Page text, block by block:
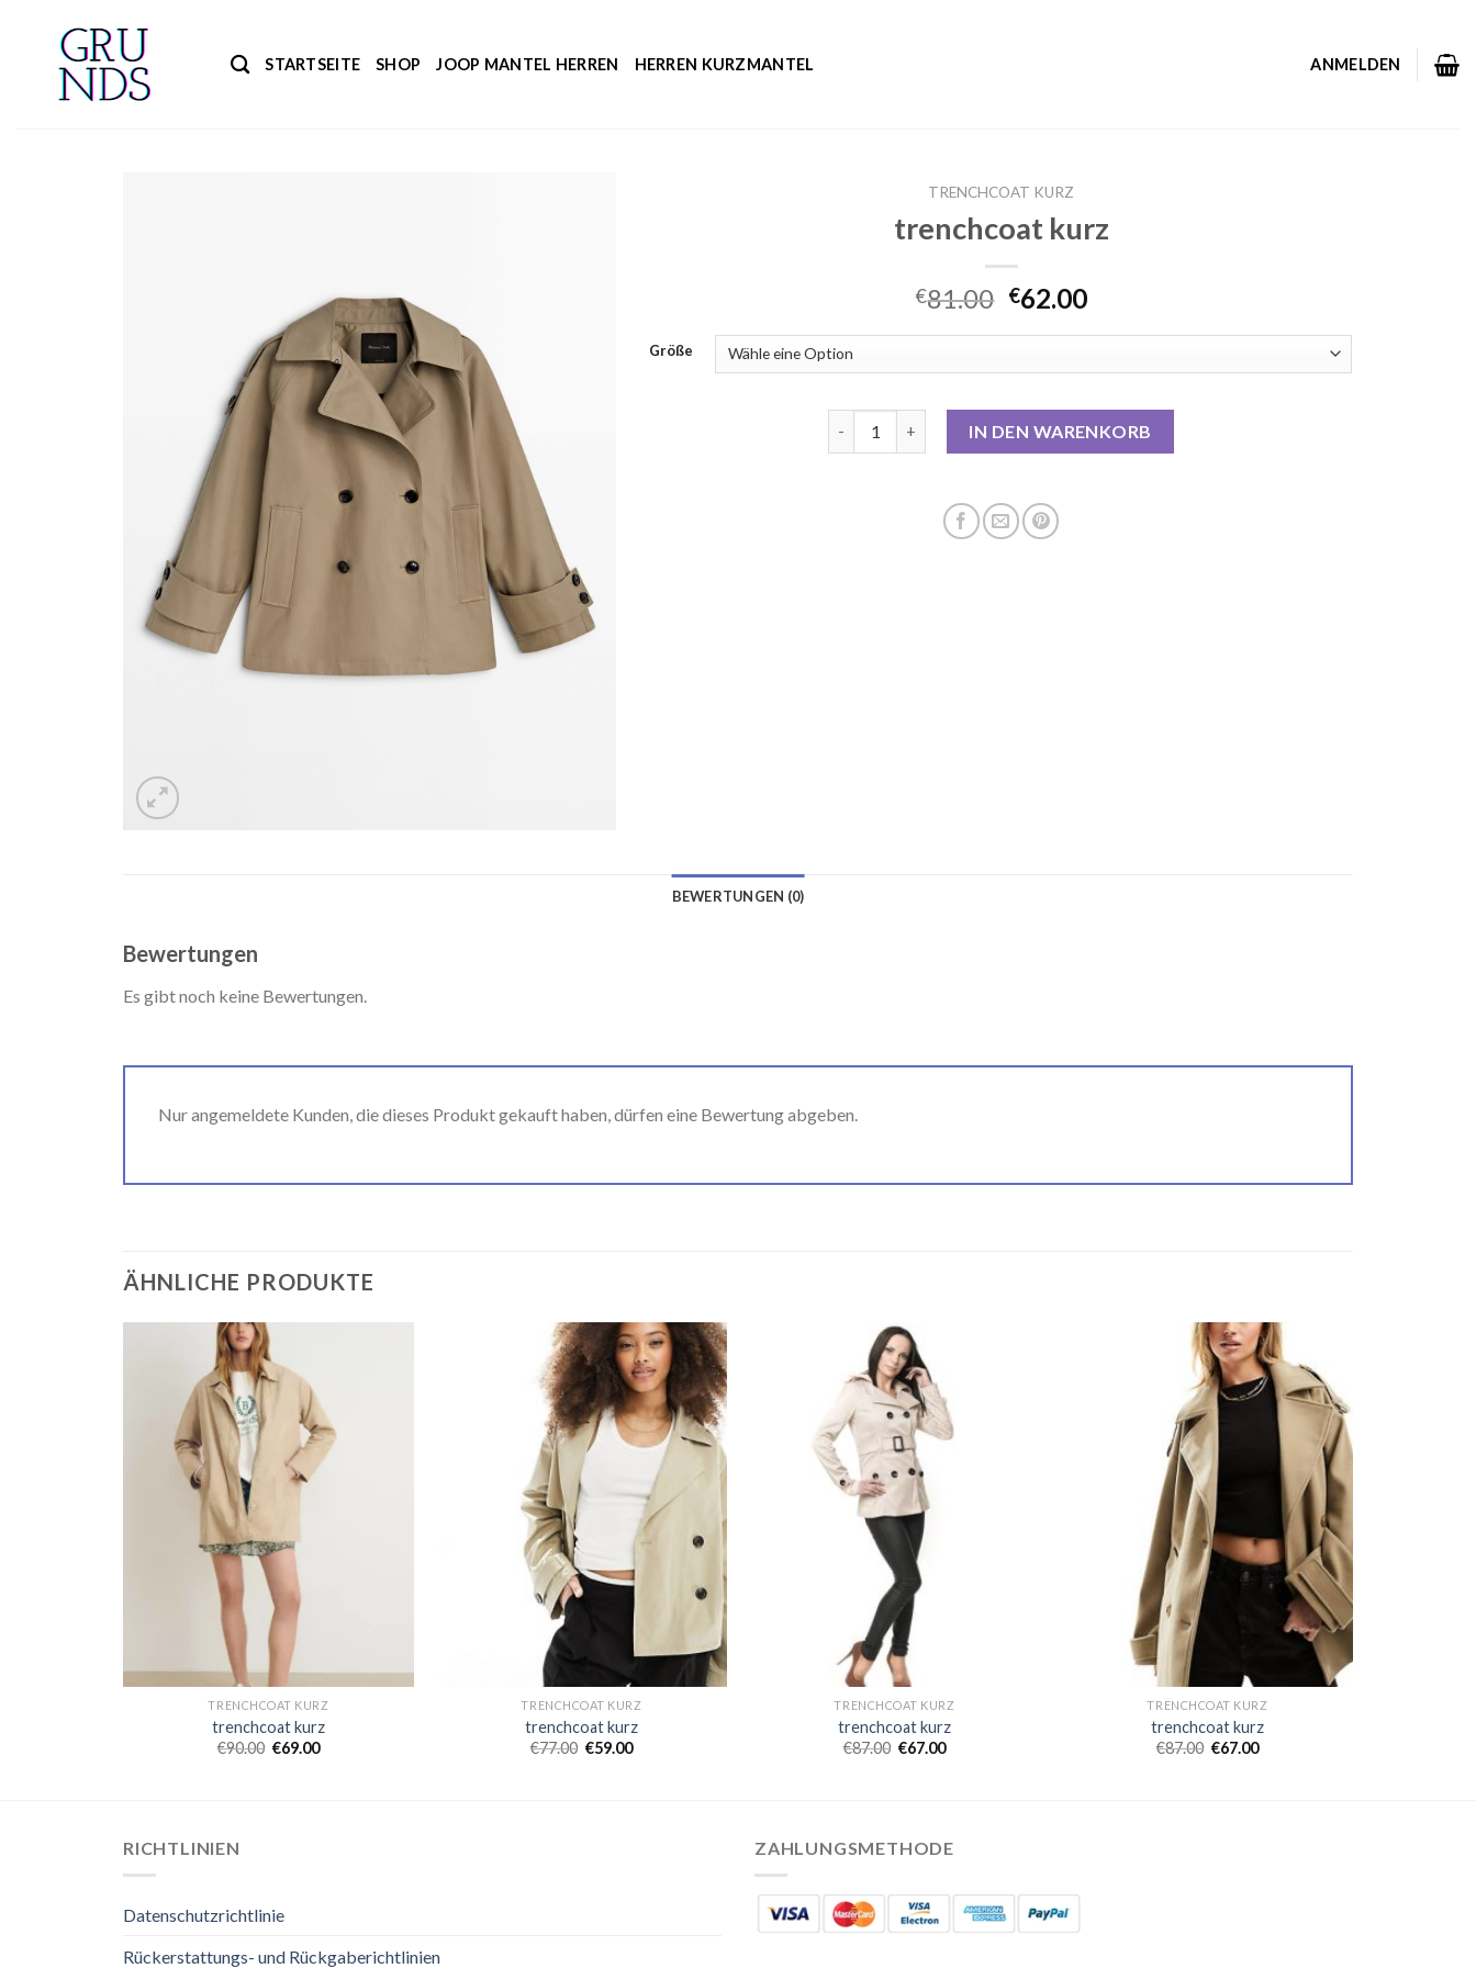
springen
STARTSEITE SHOP JOOP MANTEL HERREN HERREN KURZMANTEL ANMELDEN
TRENCHCOAT KURZ
trenchcoat kurz
€81.00 €62.00
Größe
IN DEN WARENKORB
BEWERTUNGEN (0)
Bewertungen
Es gibt noch keine Bewertungen.
Nur angemeldete Kunden, die dieses Produkt gekauft haben, dürfen eine Bewertung abgeben.
ÄHNLICHE PRODUKTE
TRENCHCOAT KURZ
trenchcoat kurz
€90.00 €69.00
TRENCHCOAT KURZ
trenchcoat kurz
€77.00 €59.00
TRENCHCOAT KURZ
trenchcoat kurz
€87.00 €67.00
TRENCHCOAT KURZ
trenchcoat kurz
€87.00 €67.00
RICHTLINIEN
Datenschutzrichtlinie
Rückerstattungs- und Rückgaberichtlinien
ZAHLUNGSMETHODE